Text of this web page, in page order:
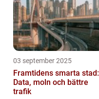
03 september 2025
Framtidens smarta stad:
Data, moln och bättre
trafik